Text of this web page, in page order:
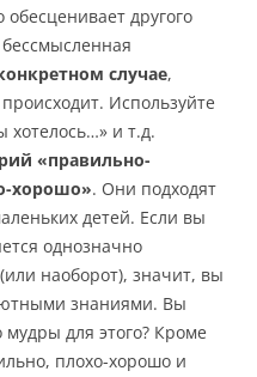
другого
случае,
Используйте
хотелось…» и т.д.
«правильно-
хорошо». Они подходят
детей. Если вы
однозначно
наоборот), значит, вы
знаниями. Вы
для этого? Кроме
плохо-хорошо и